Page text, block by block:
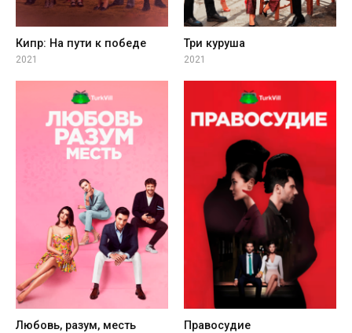
Кипр: На пути к победе
2021
Три куруша
2021
Любовь, разум, месть Правосудие